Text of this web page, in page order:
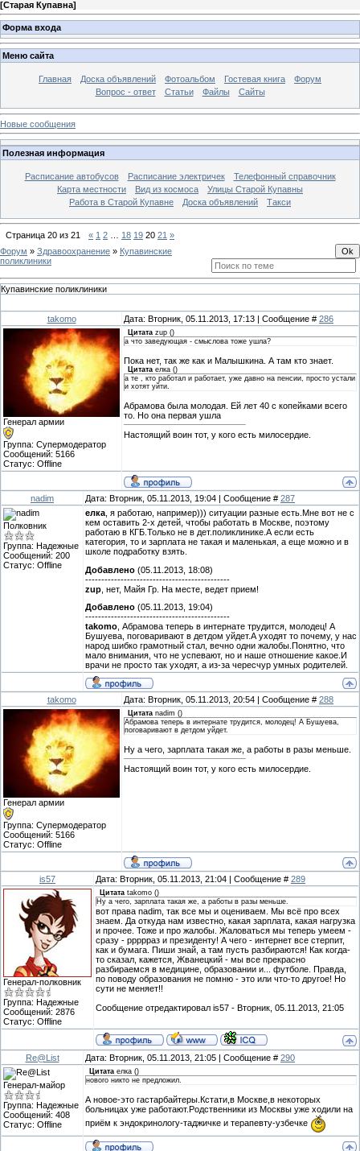
[Старая Купавна]
Форма входа
Меню сайта
Главная Доска объявлений Фотоальбом Гостевая книга
Форум
Вопрос - ответ
Статьи Файлы Сайты
Новые сообщения
Полезная информация
Расписание автобусов Расписание электричек
Телефонный справочник
Карта местности
Вид из космоса
Улицы Старой Купавны
Работа в Старой Купавне
Доска объявлений Такси
Страница 20 из 21 « 1 2 18 19 20 21 »
Форум » Здравоохранение » Купавинские
поликлиники
Купавинские поликлиники
takomo Дата: Вторник, 05.11.2013, 17:13 | Сообщение # 286
Генерал армии
Группа: Супермодератор
Сообщений: 5166
Статус: Offline
Цитата zup ()
а что заведующая - смыслова тоже ушла?
Пока нет, так же как и Малышкина. А там кто знает.
Цитата елка ()
а те , кто работал и работает, уже давно на пенсии, просто устали
и хотят уйти.
Абрамова была молодая. Ей лет 40 с копейками всего
то. Но она первая ушла
Настоящий воин тот, у кого есть милосердие.
nadim Дата: Вторник, 05.11.2013, 19:04 | Сообщение # 287
Полковник
Группа: Надежные
Сообщений: 200
Статус: Offline
елка , я работаю, например))) ситуации разные есть.Мне вот не с
кем оставить 2-х детей, чтобы работать в Москве, поэтому
работаю в КГБ.Только не в дет.поликлинике.А если есть
категория, то и зарплата не такая и маленькая, а еще можно и в
школе подработку взять.
Добавлено (05.11.2013, 18:08)
---------------------------------------------
zup , нет, Майя Гр. На месте, ведет прием!
Добавлено (05.11.2013, 19:04)
---------------------------------------------
takomo , Абрамова теперь в интернате трудится, молодец! А
Бушуева, поговаривают в детдом уйдет.А уходят то почему, у нас
народ шибко грамотный стал, вечно одни жалобы.Понятно, что
мало внимания, что не успевают, но и наше отношение какое.И
врачи не просто так уходят, а из-за чересчур умных родителей.
takomo Дата: Вторник, 05.11.2013, 20:54 | Сообщение # 288
Генерал армии
Группа: Супермодератор
Сообщений: 5166
Статус: Offline
Цитата nadim ()
Абрамова теперь в интернате трудится, молодец! А Бушуева,
поговаривают в детдом уйдет.
Ну а чего, зарплата такая же, а работы в разы меньше.
Настоящий воин тот, у кого есть милосердие.
is57 Дата: Вторник, 05.11.2013, 21:04 | Сообщение # 289
Генерал-полковник
Группа: Надежные
Сообщений: 2876
Статус: Offline
Цитата takomo ()
Ну а чего, зарплата такая же, а работы в разы меньше.
вот права nadim, так все мы и оцениваем. Мы всё про всех
знаем. Да откуда нам известно, какая зарплата, какая нагрузка
и прочее. Тоже и про жалобы. Жаловаться мы теперь умеем -
сразу - ррррраз и президенту! А чего - интернет все стерпит,
как и бумага. Пиши знай, а там пусть разбираются! Как когда-
то сказал, кажется, Жванецкий - мы все прекрасно
разбираемся в медицине, образовании и... футболе. Правда,
по поводу образования не помню - это или что-то другое! Но
сути не меняет!!
Сообщение отредактировал is57 - Вторник, 05.11.2013, 21:05
Re@List Дата: Вторник, 05.11.2013, 21:05 | Сообщение # 290
Генерал-майор
Группа: Надежные
Сообщений: 408
Статус: Offline
Цитата елка ()
нового никто не предложил.
А новое-это гастарбайтеры.Кстати,в Москве,в некоторых
больницах уже работают.Родственники из Москвы уже ходили на
приём к эндокринологу-таджичке и терапевту-узбечке